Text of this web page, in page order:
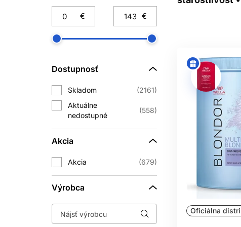
AKÝ JE ROZDIEL
Profesionálna vlasová kozmetika býva
ponúka špecifické riešenia pre
„profesionálne“
MÔŽE
Šampón ani maska nedokážu natrvalo
však môže zlepšiť vzhľad vlasu,
vlasoch je
Väčšine vlasov stačí maska raz
výživnej maske spľasnuté, preto je lepšie
€ €
Dostupnosť
Skladom
2161
Aktuálne
nedostupné
558
Akcia
Akcia 679
Výrobca
Oficiálna